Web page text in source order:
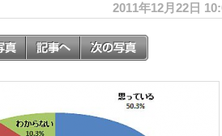
2011年12月22日